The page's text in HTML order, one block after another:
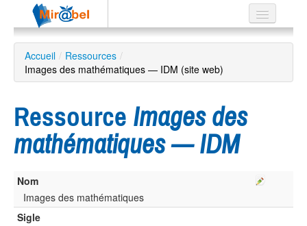
Le réseau
Soutien
avancée
EN
ES
Accueil / Ressources /
Images des mathématiques — IDM (site web)
Ressource Images des
mathématiques — IDM
Nom
Images des mathématiques
Sigle